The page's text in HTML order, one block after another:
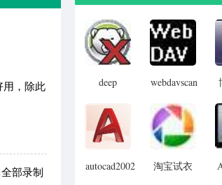
用，除此
部录制
deep
password
remover(冰
点还原密
码清除器)
webdavscan
(web漏洞
扫描软件)
autocad2002
淘宝试衣